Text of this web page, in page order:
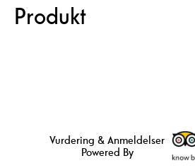
Produkt
Vurdering & Anmeldelser
Powered By